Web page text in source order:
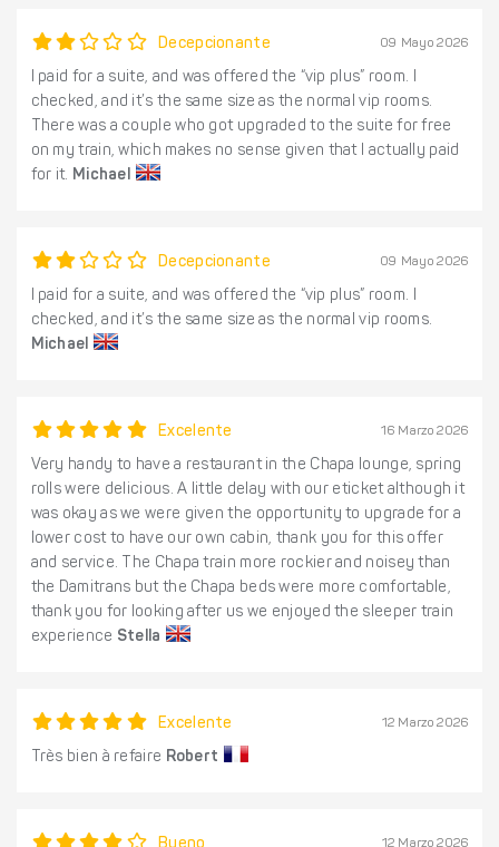
Decepcionante 09 Mayo 2026
I paid for a suite, and was offered the “vip plus” room. I
checked, and it’s the same size as the normal vip rooms.
There was a couple who got upgraded to the suite for free
on my train, which makes no sense given that I actually paid
for it. Michael
Decepcionante 09 Mayo 2026
I paid for a suite, and was offered the “vip plus” room. I
checked, and it’s the same size as the normal vip rooms.
Michael
Excelente 16 Marzo 2026
Very handy to have a restaurant in the Chapa lounge, spring
rolls were delicious. A little delay with our eticket although it
was okay as we were given the opportunity to upgrade for a
lower cost to have our own cabin, thank you for this offer
and service. The Chapa train more rockier and noisey than
the Damitrans but the Chapa beds were more comfortable,
thank you for looking after us we enjoyed the sleeper train
experience Stella
Excelente 12 Marzo 2026
Très bien à refaire Robert
12 Marzo 2026